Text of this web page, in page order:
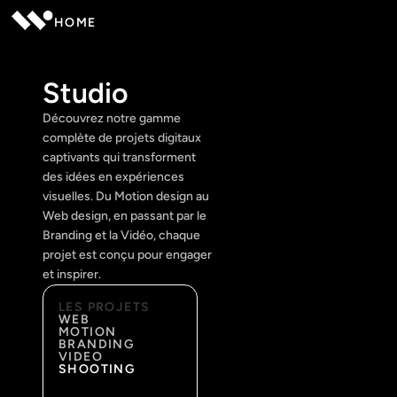
Studio
Découvrez notre gamme
complète de projets digitaux
captivants qui transforment
des idées en expériences
visuelles. Du Motion design au
Web design, en passant par le
Branding et la Vidéo, chaque
projet est conçu pour engager
et inspirer.
LES PROJETS
WEB
MOTION
BRANDING
VIDEO
SHOOTING
HOME